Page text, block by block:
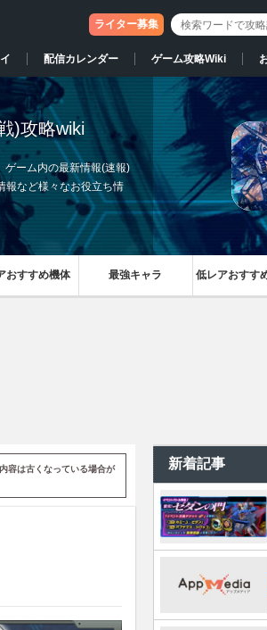
ライター募集
配信カレンダー ゲーム攻略Wiki
)攻略wiki
ゲーム内の最新情報(速報)
報など様々なお役立ち情
おすすめ機体 最強キャラ 低レアおすす
容は古くなっている場合が
新着記事